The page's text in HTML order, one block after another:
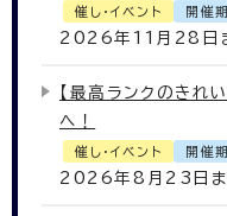
催し・イベント 開催
2026年11月28日
【最高ランクのきれ
へ！
催し・イベント 開催
2026年8月23日ま